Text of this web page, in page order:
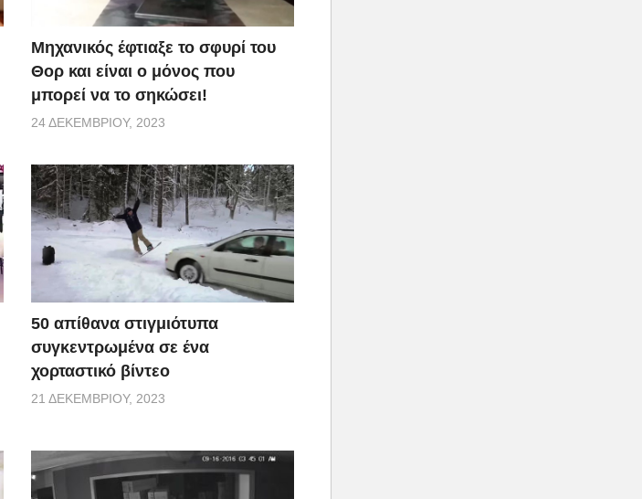
Μηχανικός έφτιαξε το σφυρί του
Θορ και είναι ο μόνος που
μπορεί να το σηκώσει!
24 ΔΕΚΕΜΒΡΊΟΥ, 2023
50 απίθανα στιγμιότυπα
συγκεντρωμένα σε ένα
χορταστικό βίντεο
21 ΔΕΚΕΜΒΡΊΟΥ, 2023